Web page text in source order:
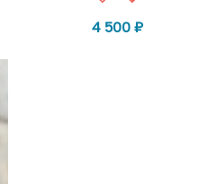
4 500 ₽